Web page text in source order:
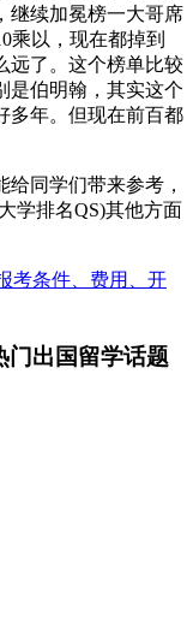
继续加冕榜一大哥席
乘以，现在都掉到
远了。这个榜单比较
是伯明翰，其实这个
多年。但现在前百都
同学们带来参考，
学排名QS)其他方面
考条件、费用、开
门出国留学话题